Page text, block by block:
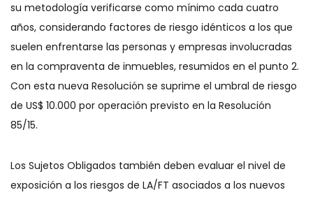
su metodología verificarse como mínimo cada cuatro
años, considerando factores de riesgo idénticos a los que
suelen enfrentarse las personas y empresas involucradas
en la compraventa de inmuebles, resumidos en el punto 2.
Con esta nueva Resolución se suprime el umbral de riesgo
de US$ 10.000 por operación previsto en la Resolución
85/15.
Los Sujetos Obligados también deben evaluar el nivel de
exposición a los riesgos de LA/FT asociados a los nuevos